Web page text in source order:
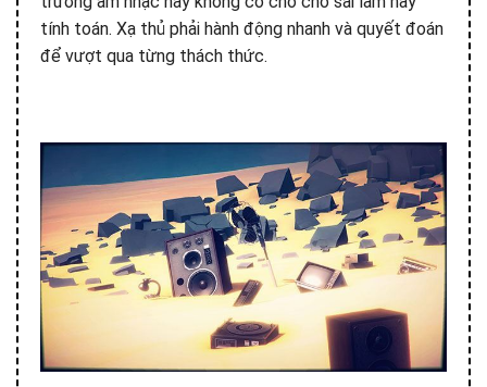
tính toán. Xạ thủ phải hành động nhanh và quyết đoán
để vượt qua từng thách thức.